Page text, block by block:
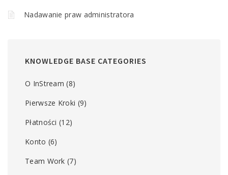
Nadawanie praw administratora
KNOWLEDGE BASE CATEGORIES
O InStream (8)
Pierwsze Kroki (9)
Płatności (12)
Konto (6)
Team Work (7)